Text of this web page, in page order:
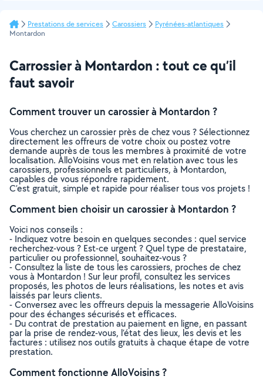
Prestations de services Carossiers
Pyrénées-atlantiques
Montardon
Carrossier à Montardon : tout ce qu’il
faut savoir
Comment trouver un carossier à Montardon ?
Vous cherchez un carossier près de chez vous ? Sélectionnez
directement les offreurs de votre choix ou postez votre
demande auprès de tous les membres à proximité de votre
localisation. AlloVoisins vous met en relation avec tous les
carossiers, professionnels et particuliers, à Montardon,
capables de vous répondre rapidement.
C’est gratuit, simple et rapide pour réaliser tous vos projets !
Comment bien choisir un carossier à Montardon ?
Voici nos conseils :
- Indiquez votre besoin en quelques secondes : quel service
recherchez-vous ? Est-ce urgent ? Quel type de prestataire,
particulier ou professionnel, souhaitez-vous ?
- Consultez la liste de tous les carossiers, proches de chez
vous à Montardon ! Sur leur profil, consultez les services
proposés, les photos de leurs réalisations, les notes et avis
laissés par leurs clients.
- Conversez avec les offreurs depuis la messagerie AlloVoisins
pour des échanges sécurisés et efficaces.
- Du contrat de prestation au paiement en ligne, en passant
par la prise de rendez-vous, l’état des lieux, les devis et les
factures : utilisez nos outils gratuits à chaque étape de votre
prestation.
Comment fonctionne AlloVoisins ?